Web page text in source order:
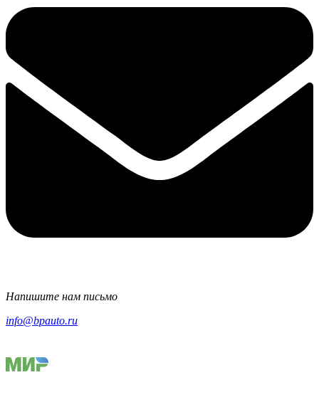
Напишите нам письмо
info@bpauto.ru